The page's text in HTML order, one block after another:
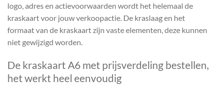
logo, adres en actievoorwaarden wordt het helemaal de
kraskaart voor jouw verkoopactie. De kraslaag en het
formaat van de kraskaart zijn vaste elementen, deze kunnen
niet gewijzigd worden.
De kraskaart A6 met prijsverdeling bestellen,
het werkt heel eenvoudig